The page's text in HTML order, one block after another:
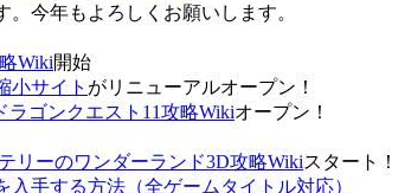
今年もよろしくお願いします。
Wiki開始
小サイト がリニューアルオープン！
ラゴンクエスト11攻略Wikiオープン！
リーのワンダーランド3D攻略Wikiスタート！
手する方法（全ゲームタイトル対応）